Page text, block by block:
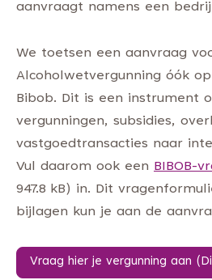
aanvraagt namens een
We toetsen een aanvraag
Alcoholwetvergunning óók
Bibob. Dit is een instrument
vergunningen, subsidies,
vastgoedtransacties naar
Vul daarom ook een
BIBOB-
947.8 kB) in. Dit
bijlagen kun je aan de
Vraag hier je vergunning aan